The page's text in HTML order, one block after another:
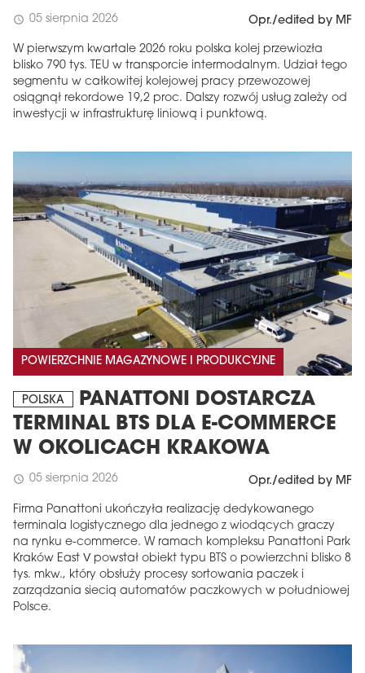
schedule 05 sierpnia 2026 Opr./edited by MF
W pierwszym kwartale 2026 roku polska kolej przewiozła
blisko 790 tys. TEU w transporcie intermodalnym. Udział tego
segmentu w całkowitej kolejowej pracy przewozowej
osiągnął rekordowe 19,2 proc. Dalszy rozwój usług zależy od
inwestycji w infrastrukturę liniową i punktową.
POWIERZCHNIE MAGAZYNOWE I PRODUKCYJNE
POLSKA
PANATTONI DOSTARCZA
TERMINAL BTS DLA E-COMMERCE
W OKOLICACH KRAKOWA
schedule 05 sierpnia 2026 Opr./edited by MF
Firma Panattoni ukończyła realizację dedykowanego
terminala logistycznego dla jednego z wiodących graczy
na rynku e-commerce. W ramach kompleksu Panattoni Park
Kraków East V powstał obiekt typu BTS o powierzchni blisko 8
tys. mkw., który obsłuży procesy sortowania paczek i
zarządzania siecią automatów paczkowych w południowej
Polsce.